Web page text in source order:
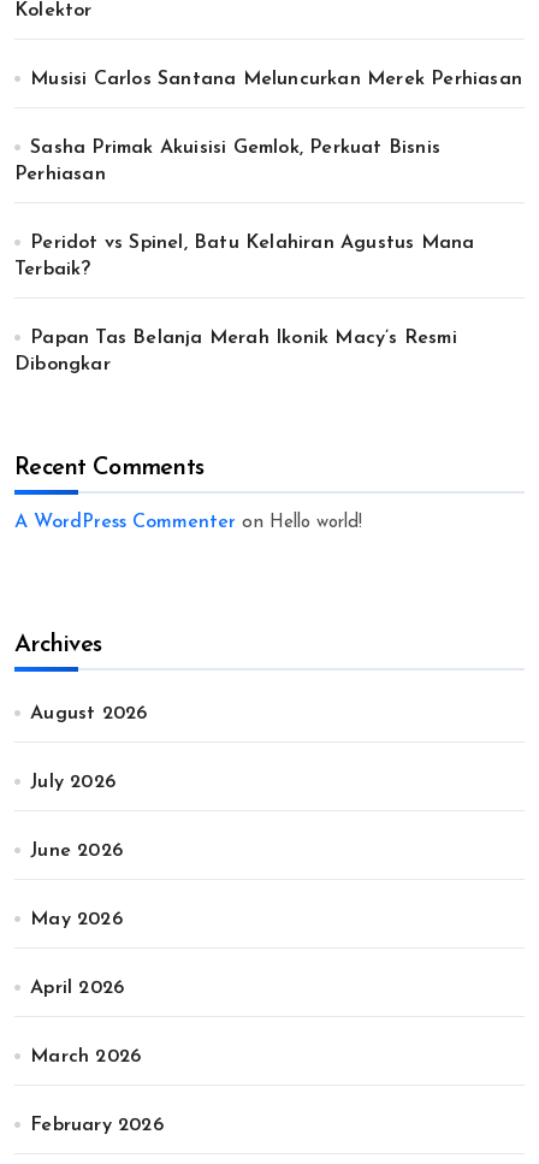
Kolektor
Musisi Carlos Santana Meluncurkan Merek Perhiasan
Sasha Primak Akuisisi Gemlok, Perkuat Bisnis
Perhiasan
Peridot vs Spinel, Batu Kelahiran Agustus Mana
Terbaik?
Papan Tas Belanja Merah Ikonik Macy’s Resmi
Dibongkar
Recent Comments
A WordPress Commenter on Hello world!
Archives
August 2026
July 2026
June 2026
May 2026
April 2026
March 2026
February 2026